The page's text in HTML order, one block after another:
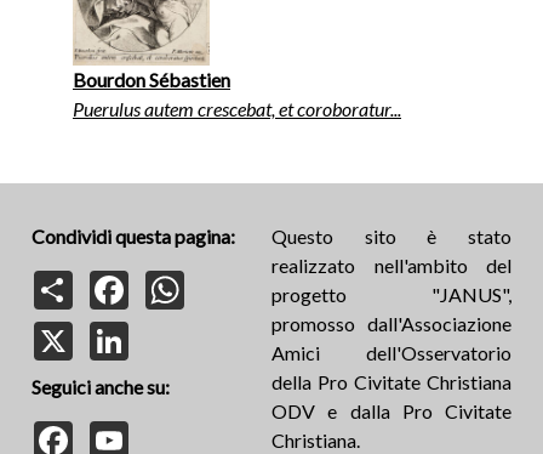
Bourdon Sébastien
Puerulus autem crescebat, et coroboratur...
Condividi questa pagina:
Share
FacebookWhatsApp
Seguici anche su:
Facebook
Questo sito è stato
realizzato nell'ambito del
progetto "JANUS",
promosso dall'Associazione
Amici dell'Osservatorio
della Pro Civitate Christiana
ODV e dalla Pro Civitate
Christiana.